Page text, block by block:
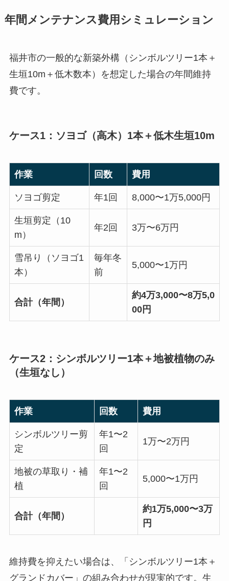
年間メンテナンス費用シミュレーション
福井市の一般的な新築外構（シンボルツリー1本＋
生垣10m＋低木数本）を想定した場合の年間維持
費です。
ケース1：ソヨゴ（高木）1本＋低木生垣10m
作業 回数 費用
ソヨゴ剪定 年1回 8,000〜1万5,000円
生垣剪定（10
m）
年2回 3万〜6万円
雪吊り（ソヨゴ1
本）
毎年冬
前
5,000〜1万円
合計（年間）
約4万3,000〜8万5,0
00円
ケース2：シンボルツリー1本＋地被植物のみ
（生垣なし）
作業 回数 費用
シンボルツリー剪
定
年1〜2
回
1万〜2万円
地被の草取り・補
植
年1〜2
回
5,000〜1万円
合計（年間）
約1万5,000〜3万
円
維持費を抑えたい場合は、「シンボルツリー1本＋
グランドカバー」の組み合わせが現実的です。生